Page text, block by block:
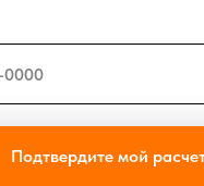
Подтвердите мой